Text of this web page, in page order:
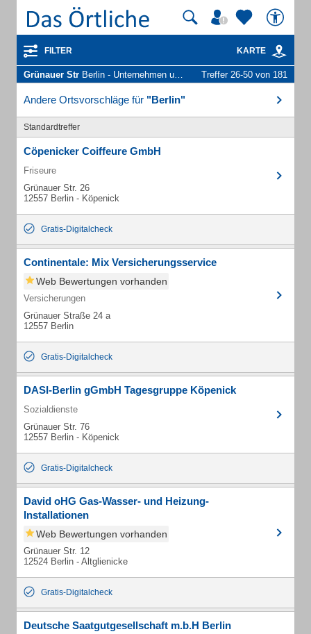
FILTER KARTE
Grünauer Str Berlin - Unternehmen und Personen Treffer 26-50 von 181
Andere Ortsvorschläge für "Berlin"
Standardtreffer
Cöpenicker Coiffeure GmbH
Friseure
Grünauer Str. 26
12557 Berlin - Köpenick
Gratis-Digitalcheck
Continentale: Mix Versicherungsservice
Web Bewertungen vorhanden
Versicherungen
Grünauer Straße 24 a
12557 Berlin
Gratis-Digitalcheck
DASI-Berlin gGmbH Tagesgruppe Köpenick
Sozialdienste
Grünauer Str. 76
12557 Berlin - Köpenick
Gratis-Digitalcheck
David oHG Gas-Wasser- und Heizung-
Installationen
Web Bewertungen vorhanden
Grünauer Str. 12
12524 Berlin - Altglienicke
Gratis-Digitalcheck
Deutsche Saatgutgesellschaft m.b.H Berlin